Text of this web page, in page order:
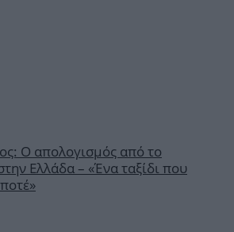
Ο απολογισμός από το
Ελλάδα – «Ένα ταξίδι που